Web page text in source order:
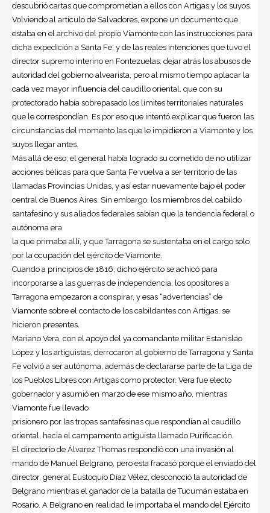
descubrió cartas que comprometían a ellos con Artigas y los suyos.
Volviendo al artículo de Salvadores, expone un documento que
estaba en el archivo del propio Viamonte con las instrucciones para
dicha expedición a Santa Fe, y de las reales intenciones que tuvo el
director supremo interino en Fontezuelas: dejar atrás los abusos de
autoridad del gobierno alvearista, pero al mismo tiempo aplacar la
cada vez mayor influencia del caudillo oriental, que con su
protectorado había sobrepasado los límites territoriales naturales
que le correspondían. Es por eso que intentó explicar que fueron las
circunstancias del momento las que le impidieron a Viamonte y los
suyos llegar antes.
Más allá de eso, el general había logrado su cometido de no utilizar
acciones bélicas para que Santa Fe vuelva a ser territorio de las
llamadas Provincias Unidas, y así estar nuevamente bajo el poder
central de Buenos Aires. Sin embargo, los miembros del cabildo
santafesino y sus aliados federales sabían que la tendencia federal o
autónoma era
la que primaba allí, y que Tarragona se sustentaba en el cargo solo
por la ocupación del ejército de Viamonte.
Cuando a principios de 1816, dicho ejército se achicó para
incorporarse a las guerras de independencia, los opositores a
Tarragona empezaron a conspirar, y esas “advertencias” de
Viamonte sobre el contacto de los cabildantes con Artigas, se
hicieron presentes.
Mariano Vera, con el apoyo del ya comandante militar Estanislao
López y los artiguistas, derrocaron al gobierno de Tarragona y Santa
Fe volvió a ser autónoma, además de declararse parte de la Liga de
los Pueblos Libres con Artigas como protector. Vera fue electo
gobernador y asumió en marzo de ese mismo año, mientras
Viamonte fue llevado
prisionero por las tropas santafesinas que respondían al caudillo
oriental, hacia el campamento artiguista llamado Purificación.
El directorio de Álvarez Thomas respondió con una invasión al
mando de Manuel Belgrano, pero esta fracasó porque el enviado del
director, general Eustoquio Díaz Vélez, desconoció la autoridad de
Belgrano mientras el ganador de la batalla de Tucumán estaba en
Rosario. A Belgrano en realidad le importaba el mando del Ejército